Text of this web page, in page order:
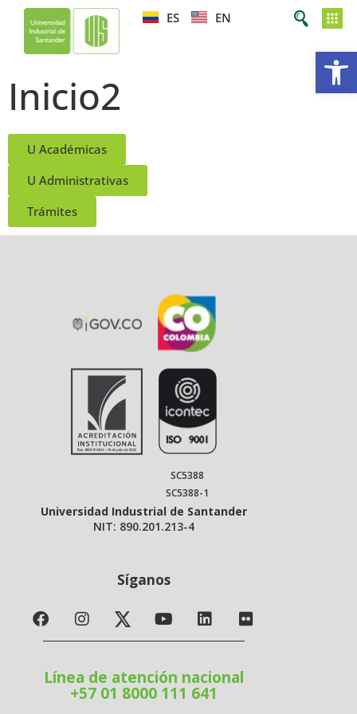
ES EN
Inicio2
U Académicas
U Administrativas
Trámites